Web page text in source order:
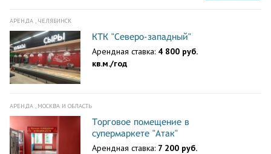
АРЕНДА , ЧЕЛЯБИНСК
КТК "Северо-западный"
Арендная ставка: 4 800 руб.
кв.м./год
АРЕНДА , МОСКВА И ОБЛАСТЬ
Торговое помещение в
супермаркете "Атак"
Арендная ставка: 7 200 руб.